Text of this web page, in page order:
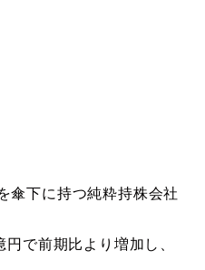
傘下に持つ純粋持株会社
で前期比より増加し、